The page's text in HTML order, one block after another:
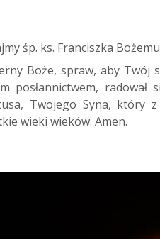
śp. ks. Franciszka
Boże, spraw, aby Twój
posłannictwem,
Twojego Syna, który
wieki wieków. Amen.